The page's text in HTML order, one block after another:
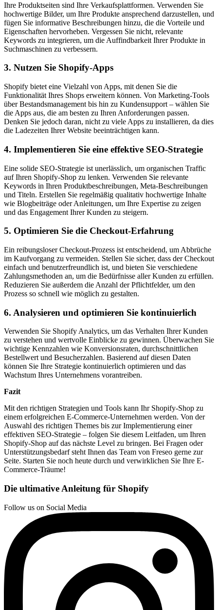
Ihre Produktseiten sind Ihre Verkaufsplattformen. Verwenden Sie
hochwertige Bilder, um Ihre Produkte ansprechend darzustellen, und
fügen Sie informative Beschreibungen hinzu, die die Vorteile und
Eigenschaften hervorheben. Vergessen Sie nicht, relevante
Keywords zu integrieren, um die Auffindbarkeit Ihrer Produkte in
Suchmaschinen zu verbessern.
3. Nutzen Sie Shopify-Apps
Shopify bietet eine Vielzahl von Apps, mit denen Sie die
Funktionalität Ihres Shops erweitern können. Von Marketing-Tools
über Bestandsmanagement bis hin zu Kundensupport – wählen Sie
die Apps aus, die am besten zu Ihren Anforderungen passen.
Denken Sie jedoch daran, nicht zu viele Apps zu installieren, da dies
die Ladezeiten Ihrer Website beeinträchtigen kann.
4. Implementieren Sie eine effektive SEO-Strategie
Eine solide SEO-Strategie ist unerlässlich, um organischen Traffic
auf Ihren Shopify-Shop zu lenken. Verwenden Sie relevante
Keywords in Ihren Produktbeschreibungen, Meta-Beschreibungen
und Titeln. Erstellen Sie regelmäßig qualitativ hochwertige Inhalte
wie Blogbeiträge oder Anleitungen, um Ihre Expertise zu zeigen
und das Engagement Ihrer Kunden zu steigern.
5. Optimieren Sie die Checkout-Erfahrung
Ein reibungsloser Checkout-Prozess ist entscheidend, um Abbrüche
im Kaufvorgang zu vermeiden. Stellen Sie sicher, dass der Checkout
einfach und benutzerfreundlich ist, und bieten Sie verschiedene
Zahlungsmethoden an, um die Bedürfnisse aller Kunden zu erfüllen.
Reduzieren Sie außerdem die Anzahl der Pflichtfelder, um den
Prozess so schnell wie möglich zu gestalten.
6. Analysieren und optimieren Sie kontinuierlich
Verwenden Sie Shopify Analytics, um das Verhalten Ihrer Kunden
zu verstehen und wertvolle Einblicke zu gewinnen. Überwachen Sie
wichtige Kennzahlen wie Konversionsraten, durchschnittlichen
Bestellwert und Besucherzahlen. Basierend auf diesen Daten
können Sie Ihre Strategie kontinuierlich optimieren und das
Wachstum Ihres Unternehmens vorantreiben.
Fazit
Mit den richtigen Strategien und Tools kann Ihr Shopify-Shop zu
einem erfolgreichen E-Commerce-Unternehmen werden. Von der
Auswahl des richtigen Themes bis zur Implementierung einer
effektiven SEO-Strategie – folgen Sie diesem Leitfaden, um Ihren
Shopify-Shop auf das nächste Level zu bringen. Bei Fragen oder
Unterstützungsbedarf steht Ihnen das Team von Freseo gerne zur
Seite. Starten Sie noch heute durch und verwirklichen Sie Ihre E-
Commerce-Träume!
Die ultimative Anleitung für Shopify
Follow us on Social Media